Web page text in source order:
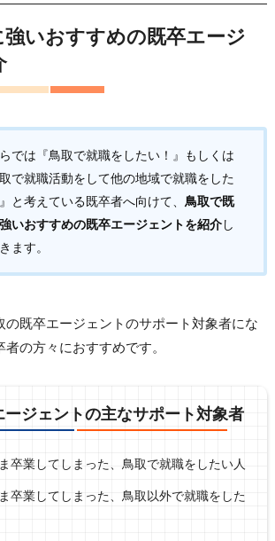
強いおすすめの既卒エージ
では『鳥取で就職をしたい！』もしくは
取で就職活動をして他の地域で就職をした
と考えている既卒者へ向けて、 鳥取で既
いおすすめの既卒エージェントを紹介し
ます。
の既卒エージェントのサポート対象者にな
の方々におすすめです。
ージェントの主なサポート対象者
卒業してしまった、鳥取で就職をしたい人
卒業してしまった、鳥取以外で就職をした